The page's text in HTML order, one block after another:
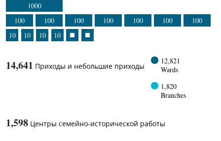
1000
100
100 100 100 100 100
100
10
10 10 10
14,641 Приходы и небольшие приходы
12,821
Wards
1,820
Branches
1,598 Центры семейно-исторической работы